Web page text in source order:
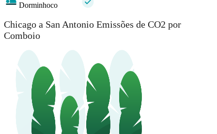
Dorminhoco
Chicago a San Antonio Emissões de CO2 por
Comboio